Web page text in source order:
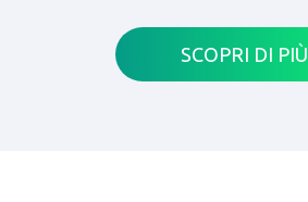
SCOPRI DI PIÙ